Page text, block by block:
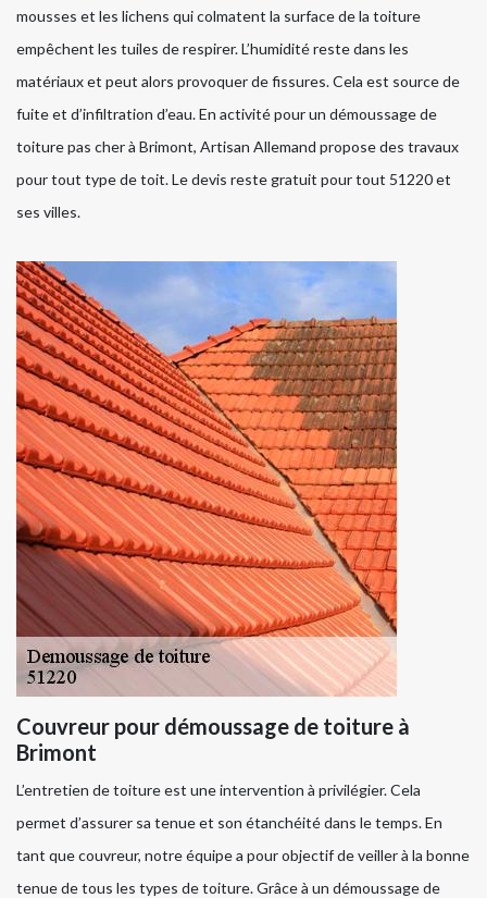
mousses et les lichens qui colmatent la surface de la toiture
empêchent les tuiles de respirer. L’humidité reste dans les
matériaux et peut alors provoquer de fissures. Cela est source de
fuite et d’infiltration d’eau. En activité pour un démoussage de
toiture pas cher à Brimont, Artisan Allemand propose des travaux
pour tout type de toit. Le devis reste gratuit pour tout 51220 et
ses villes.
Couvreur pour démoussage de toiture à
Brimont
L’entretien de toiture est une intervention à privilégier. Cela
permet d’assurer sa tenue et son étanchéité dans le temps. En
tant que couvreur, notre équipe a pour objectif de veiller à la bonne
tenue de tous les types de toiture. Grâce à un démoussage de